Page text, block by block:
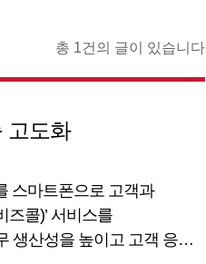
총 1건의 글이 있습니다
고도화
스마트폰으로 고객과
즈콜)’ 서비스를
생산성을 높이고 고객 응대